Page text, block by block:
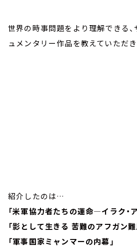
世界の時事問題をより理解できる
ュメンタリー作品を教えていただき
紹介したのは…
「米軍協力者たちの運命―イラク・
「影として生きる 苦難のアフガン難
「軍事国家ミャンマーの内幕」